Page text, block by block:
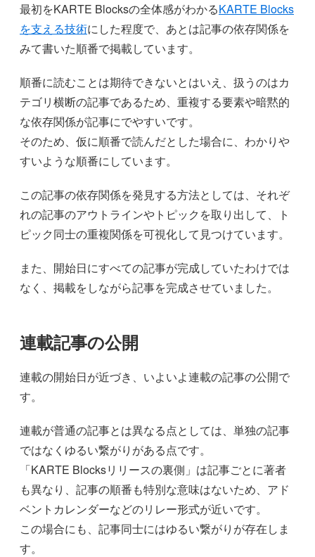
最初をKARTE Blocksの全体感がわかるKARTE Blocks
を支える技術にした程度で、あとは記事の依存関係を
みて書いた順番で掲載しています。
順番に読むことは期待できないとはいえ、扱うのはカ
テゴリ横断の記事であるため、重複する要素や暗黙的
な依存関係が記事にでやすいです。
そのため、仮に順番で読んだとした場合に、わかりや
すいような順番にしています。
この記事の依存関係を発見する方法としては、それぞ
れの記事のアウトラインやトピックを取り出して、ト
ピック同士の重複関係を可視化して見つけています。
また、開始日にすべての記事が完成していたわけでは
なく、掲載をしながら記事を完成させていました。
連載記事の公開
連載の開始日が近づき、いよいよ連載の記事の公開で
す。
連載が普通の記事とは異なる点としては、単独の記事
ではなくゆるい繋がりがある点です。
「KARTE Blocksリリースの裏側」は記事ごとに著者
も異なり、記事の順番も特別な意味はないため、アド
ベントカレンダーなどのリレー形式が近いです。
この場合にも、記事同士にはゆるい繋がりが存在しま
す。